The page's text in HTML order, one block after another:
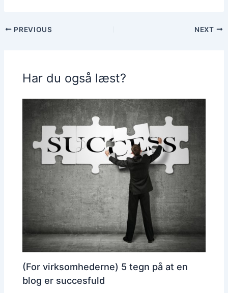
PREVIOUS NEXT
Har du også læst?
(For virksomhederne) 5 tegn på at en
blog er succesfuld